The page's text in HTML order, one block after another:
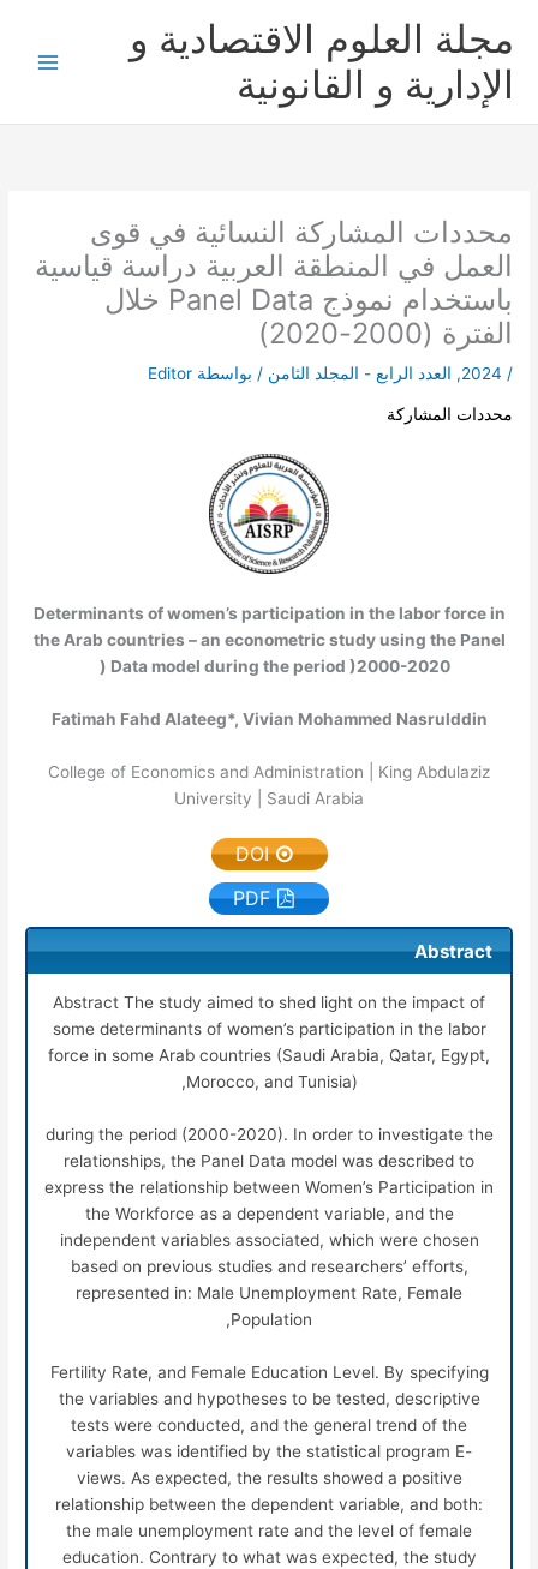
المحتوى
مجلة العلوم الاقتصادية و
الإدارية و القانونية
محددات المشاركة النسائية في قوى
العمل في المنطقة العربية دراسة قياسية
باستخدام نموذج Panel Data خلال
الفترة (2000-2020)
/
2024
, العدد الرابع - المجلد الثامن / بواسطة Editor
محددات المشاركة
Determinants of women’s participation in the labor force in
the Arab countries – an econometric study using the Panel
Data model during the period )2000-2020 (
Fatimah Fahd Alateeg*, Vivian Mohammed Nasrulddin
College of Economics and Administration | King Abdulaziz
University | Saudi Arabia
DOI
PDF
Abstract
Abstract The study aimed to shed light on the impact of
some determinants of women’s participation in the labor
force in some Arab countries (Saudi Arabia, Qatar, Egypt,
Morocco, and Tunisia),
during the period (2000-2020). In order to investigate the
relationships, the Panel Data model was described to
express the relationship between Women’s Participation in
the Workforce as a dependent variable, and the
independent variables associated, which were chosen
based on previous studies and researchers’ efforts,
represented in: Male Unemployment Rate, Female
Population,
Fertility Rate, and Female Education Level. By specifying
the variables and hypotheses to be tested, descriptive
tests were conducted, and the general trend of the
variables was identified by the statistical program E-
views. As expected, the results showed a positive
relationship between the dependent variable, and both:
the male unemployment rate and the level of female
education. Contrary to what was expected, the study